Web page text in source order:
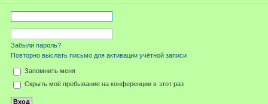
Забыли пароль?
Повторно выслать письмо для активации учётной записи
Запомнить меня
Скрыть моё пребывание на конференции в этот раз